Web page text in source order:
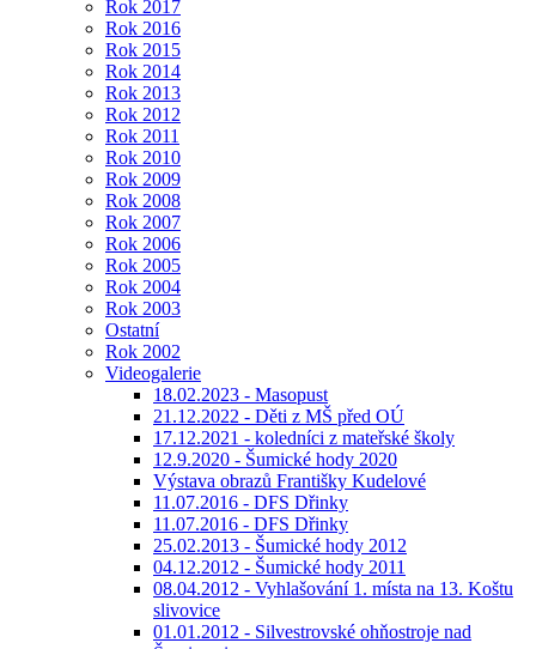
Rok 2017
Rok 2016
Rok 2015
Rok 2014
Rok 2013
Rok 2012
Rok 2011
Rok 2010
Rok 2009
Rok 2008
Rok 2007
Rok 2006
Rok 2005
Rok 2004
Rok 2003
Ostatní
Rok 2002
Videogalerie
18.02.2023 - Masopust
21.12.2022 - Děti z MŠ před OÚ
17.12.2021 - koledníci z mateřské školy
12.9.2020 - Šumické hody 2020
Výstava obrazů Františky Kudelové
11.07.2016 - DFS Dřinky
11.07.2016 - DFS Dřinky
25.02.2013 - Šumické hody 2012
04.12.2012 - Šumické hody 2011
08.04.2012 - Vyhlašování 1. místa na 13. Koštu
slivovice
01.01.2012 - Silvestrovské ohňostroje nad